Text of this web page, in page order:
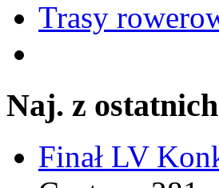
Trasy
Naj. z
Finał LV